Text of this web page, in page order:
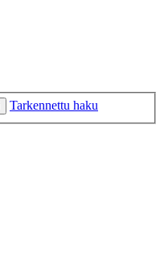
Tarkennettu haku